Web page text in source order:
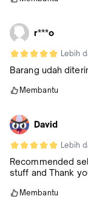
r***o
Lebih
Barang udah
Membantu
David
Lebih
Recommended
stuff and Thank
Membantu